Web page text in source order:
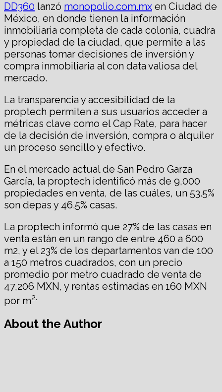
DD360 lanzó monopolio.com.mx en Ciudad de
México, en donde tienen la información
inmobiliaria completa de cada colonia, cuadra
y propiedad de la ciudad, que permite a las
personas tomar decisiones de inversión y
compra inmobiliaria al con data valiosa del
mercado.
La transparencia y accesibilidad de la
proptech permiten a sus usuarios acceder a
métricas clave como el Cap Rate, para hacer
de la decisión de inversión, compra o alquiler
un proceso sencillo y efectivo.
En el mercado actual de San Pedro Garza
García, la proptech identificó más de 9,000
propiedades en venta, de las cuáles, un 53.5%
son depas y 46.5% casas.
La proptech informó que 27% de las casas en
venta están en un rango de entre 460 a 600
m2, y el 23% de los departamentos van de 100
a 150 metros cuadrados, con un precio
promedio por metro cuadrado de venta de
47,206 MXN, y rentas estimadas en 160 MXN
por m2.
About the Author